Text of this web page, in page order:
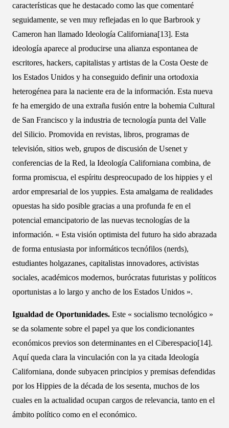
características que he destacado como las que comentaré
seguidamente, se ven muy reflejadas en lo que Barbrook y
Cameron han llamado Ideología Californiana[13]. Esta
ideología aparece al producirse una alianza espontanea de
escritores, hackers, capitalistas y artistas de la Costa Oeste de
los Estados Unidos y ha conseguido definir una ortodoxia
heterogénea para la naciente era de la información. Esta nueva
fe ha emergido de una extraña fusión entre la bohemia Cultural
de San Francisco y la industria de tecnología punta del Valle
del Silicio. Promovida en revistas, libros, programas de
televisión, sitios web, grupos de discusión de Usenet y
conferencias de la Red, la Ideología Californiana combina, de
forma promiscua, el espíritu despreocupado de los hippies y el
ardor empresarial de los yuppies. Esta amalgama de realidades
opuestas ha sido posible gracias a una profunda fe en el
potencial emancipatorio de las nuevas tecnologías de la
información. « Esta visión optimista del futuro ha sido abrazada
de forma entusiasta por informáticos tecnófilos (nerds),
estudiantes holgazanes, capitalistas innovadores, activistas
sociales, académicos modernos, burócratas futuristas y políticos
oportunistas a lo largo y ancho de los Estados Unidos ».
Igualdad de Oportunidades. Este « socialismo tecnológico »
se da solamente sobre el papel ya que los condicionantes
económicos previos son determinantes en el Ciberespacio[14].
Aquí queda clara la vinculación con la ya citada Ideología
Californiana, donde subyacen principios y premisas defendidas
por los Hippies de la década de los sesenta, muchos de los
cuales en la actualidad ocupan cargos de relevancia, tanto en el
ámbito político como en el económico.